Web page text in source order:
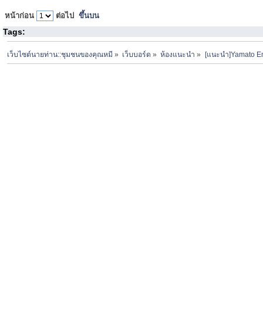
หน้าก่อน ต่อไป ขึ้นบน
Tags:
เว็บไซต์นายท่าน::ชุมชนของคุณหมี » เว็บบอร์ด » ห้องแนะนำ » [แนะนำ]Yamato